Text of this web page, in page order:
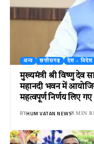
अन्य छत्तीसगढ़ देश - विदेश
मुख्यमंत्री श्री विष्णु देव
महानदी भवन में
महत्वपूर्ण निर्णय लिए गए
BYHUM VATAN NEWS8 MIN